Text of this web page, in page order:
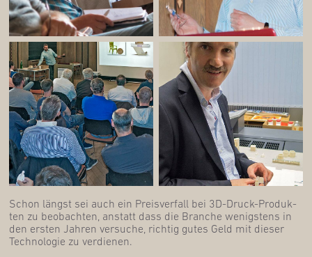
Schon längst sei auch ein Preis­ver­fall bei 3D-Druck-Pro­duk­
ten zu beob­ach­ten, anstatt dass die Bran­che wenigs­tens in
den ers­ten Jah­ren ver­su­che, rich­tig gutes Geld mit die­ser
Tech­no­lo­gie zu verdienen.